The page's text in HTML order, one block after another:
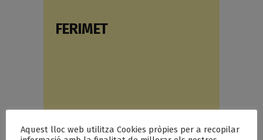
FERIMET
Aquest lloc web utilitza Cookies pròpies per a recopilar